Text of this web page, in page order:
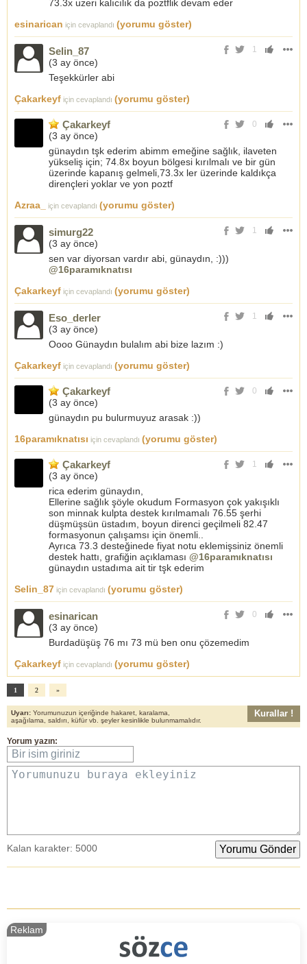
73.3x uzeri kalıcılık da poztflik devam eder
esinarican için cevaplandı (yorumu göster)
1
Selin_87
(3 ay önce)
Teşekkürler abi
Çakarkeyf için cevaplandı (yorumu göster)
0
Çakarkeyf
(3 ay önce)
günaydın tşk ederim abimm emeğine sağlık, ilaveten
yükseliş için; 74.8x boyun bölgesi kırılmalı ve bir gün
üzerinde kapanış gelmeli,73.3x ler üzerinde kaldıkça
dirençleri yoklar ve yon poztf
Azraa_
için cevaplandı (yorumu göster)
1
simurg22
(3 ay önce)
sen var diyorsan vardır abi, günaydın, :)))
@16paramıknatısı
Çakarkeyf için cevaplandı (yorumu göster)
1
Eso_derler
(3 ay önce)
Oooo Günaydın bulalım abi bize lazım :)
Çakarkeyf için cevaplandı (yorumu göster)
0
Çakarkeyf
(3 ay önce)
günaydın pu bulurmuyuz arasak :))
16paramıknatısı için cevaplandı (yorumu göster)
1
Çakarkeyf
(3 ay önce)
rica ederim günaydın,
Ellerine sağlık şöyle okudum Formasyon çok yakışıklı
son minnak kulpta destek kırılmamalı 76.55 şerhi
düşmüşsün üstadım, boyun direnci geçilmeli 82.47
formasyonun çalışamsı için önemli..
Ayrıca 73.3 desteğinede fiyat notu eklemişsiniz önemli
destek hattı, grafiğin açıklaması @16paramıknatısı
günaydın ustadıma ait tir tşk ederim
Selin_87 için cevaplandı (yorumu göster)
0
esinarican
(3 ay önce)
Burdadüşüş 76 mı 73 mü ben onu çözemedim
Çakarkeyf için cevaplandı (yorumu göster)
1 2 »
Uyarı: Yorumunuzun içeriğinde hakaret, karalama,
aşağılama, saldırı, küfür vb. şeyler kesinlikle bulunmamalıdır.
Kurallar !
Yorum yazın:
Bir isim giriniz
Yorumunuzu buraya ekleyiniz
Kalan karakter: 5000
Reklam